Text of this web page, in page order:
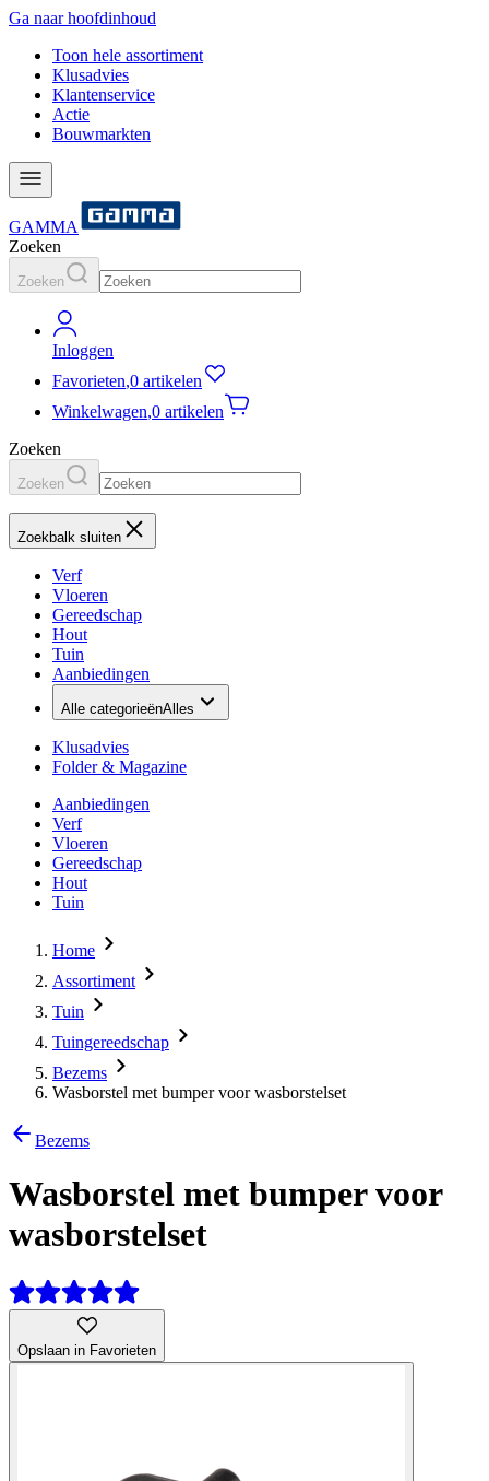
Ga naar hoofdinhoud
Toon hele assortiment
Klusadvies
Klantenservice
Actie
Bouwmarkten
GAMMA
Zoeken
Zoeken
Inloggen
Favorieten,0 artikelen
Winkelwagen,0 artikelen
Zoeken
Zoeken
Zoekbalk sluiten
Verf
Vloeren
Gereedschap
Hout
Tuin
Aanbiedingen
Alle categorieënAlles
Klusadvies
Folder & Magazine
Aanbiedingen
Verf
Vloeren
Gereedschap
Hout
Tuin
Home
Assortiment
Tuin
Tuingereedschap
Bezems
Wasborstel met bumper voor wasborstelset
Bezems
Wasborstel met bumper voor
wasborstelset
Opslaan in Favorieten